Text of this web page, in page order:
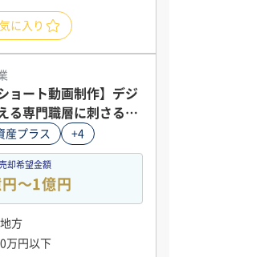
に入り
ョート動画制作】デジ
る専門職層に刺さるサ
益モデル／利益率70％
産プラス +4
却希望金額
〜1億円
方
万円以下